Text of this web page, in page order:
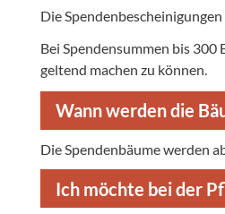
Die
Bei Spendensummen bis 300
geltend machen zu können.
Wann werden die
Die Spendenbäume werden
Ich möchte bei der